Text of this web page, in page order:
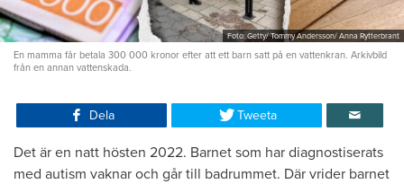
Foto: Getty/ Tommy Andersson/ Anna Rytterbrant
En mamma får betala 300 000 kronor efter att ett barn satt på en vattenkran. Arkivbild
från en annan vattenskada.
Dela Tweeta
Det är en natt hösten 2022. Barnet som har diagnostiserats
med autism vaknar och går till badrummet. Där vrider barnet